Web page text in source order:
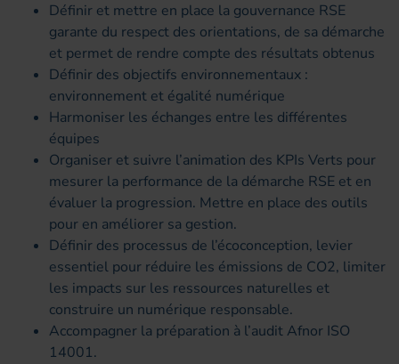
Définir et mettre en place la gouvernance RSE
garante du respect des orientations, de sa démarche
et permet de rendre compte des résultats obtenus
Définir des objectifs environnementaux :
environnement et égalité numérique
Harmoniser les échanges entre les différentes
équipes
Organiser et suivre l’animation des KPIs Verts pour
mesurer la performance de la démarche RSE et en
évaluer la progression. Mettre en place des outils
pour en améliorer sa gestion.
Définir des processus de l’écoconception, levier
essentiel pour réduire les émissions de CO2, limiter
les impacts sur les ressources naturelles et
construire un numérique responsable.
Accompagner la préparation à l’audit Afnor ISO
14001.